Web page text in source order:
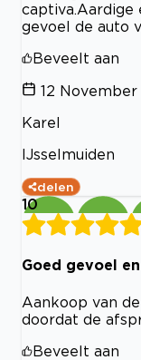
captiva.Aardige
gevoel de auto
Beveelt aan
12 November
Karel
IJsselmuiden
delen
10
Goed gevoel
Aankoop van
doordat de
Beveelt aan